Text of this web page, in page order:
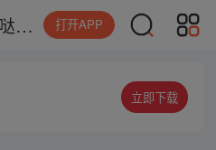
我的五个师傅超凶哒小说 打开APP
立即下载